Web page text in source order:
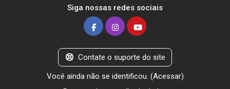
Siga nossas redes sociais
Contate o suporte do site
Você ainda não se identificou. (Acessar)